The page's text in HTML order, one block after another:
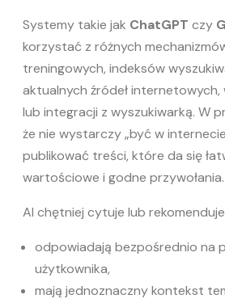
Systemy takie jak ChatGPT czy
korzystać z różnych
treningowych, indeksów
aktualnych źródeł
lub integracji z wyszukiwarką. W
że nie wystarczy „być w
publikować treści, które da się
wartościowe i godne przywołania.
AI chętniej cytuje lub
odpowiadają bezpośrednio na
użytkownika,
mają jednoznaczny kontekst